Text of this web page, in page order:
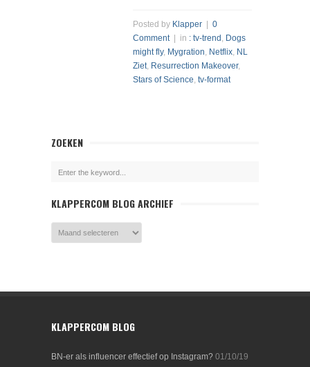
Posted by Klapper
0
Comment| in : tv-trend , Dogs
might fly, Mygration, Netflix, NL
Ziet, Resurrection Makeover,
Stars of Science, tv-format
ZOEKEN
KLAPPERCOM BLOG ARCHIEF
KLAPPERCOM BLOG
BN-er als influencer effectief op Instagram? 01/10/19